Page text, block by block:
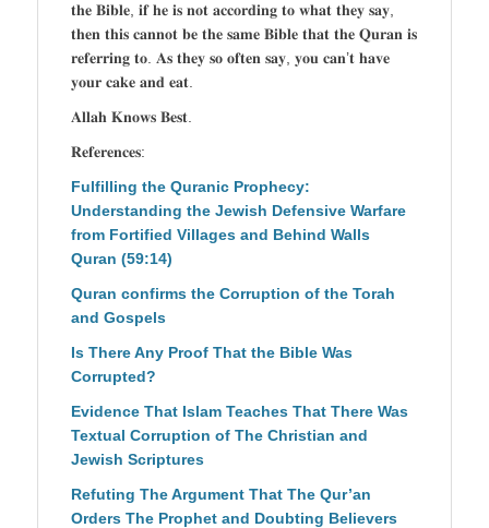
𝐭𝐡𝐞 𝐁𝐢𝐛𝐥𝐞, 𝐢𝐟 𝐡𝐞 𝐢𝐬 𝐧𝐨𝐭 𝐚𝐜𝐜𝐨𝐫𝐝𝐢𝐧𝐠 𝐭𝐨 𝐰𝐡𝐚𝐭 𝐭𝐡𝐞𝐲 𝐬𝐚𝐲,
𝐭𝐡𝐞𝐧 𝐭𝐡𝐢𝐬 𝐜𝐚𝐧𝐧𝐨𝐭 𝐛𝐞 𝐭𝐡𝐞 𝐬𝐚𝐦𝐞 𝐁𝐢𝐛𝐥𝐞 𝐭𝐡𝐚𝐭 𝐭𝐡𝐞 𝐐𝐮𝐫𝐚𝐧 𝐢𝐬
𝐫𝐞𝐟𝐞𝐫𝐫𝐢𝐧𝐠 𝐭𝐨. 𝐀𝐬 𝐭𝐡𝐞𝐲 𝐬𝐨 𝐨𝐟𝐭𝐞𝐧 𝐬𝐚𝐲, 𝐲𝐨𝐮 𝐜𝐚𝐧’𝐭 𝐡𝐚𝐯𝐞
𝐲𝐨𝐮𝐫 𝐜𝐚𝐤𝐞 𝐚𝐧𝐝 𝐞𝐚𝐭.
𝐀𝐥𝐥𝐚𝐡 𝐊𝐧𝐨𝐰𝐬 𝐁𝐞𝐬𝐭.
𝐑𝐞𝐟𝐞𝐫𝐞𝐧𝐜𝐞𝐬:
Fulfilling the Quranic Prophecy:
Understanding the Jewish Defensive Warfare
from Fortified Villages and Behind Walls
Quran (59:14)
Quran confirms the Corruption of the Torah
and Gospels
Is There Any Proof That the Bible Was
Corrupted?
Evidence That Islam Teaches That There Was
Textual Corruption of The Christian and
Jewish Scriptures
Refuting The Argument That The Qur’an
Orders The Prophet and Doubting Believers